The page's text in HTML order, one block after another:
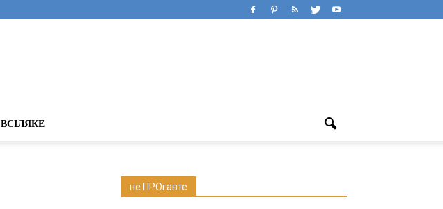
ВСІЛЯКЕ
не ПРОгавте